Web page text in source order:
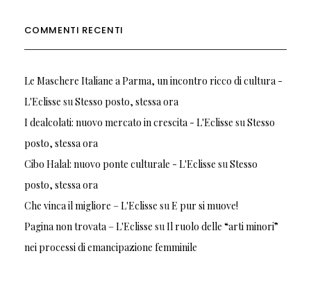
COMMENTI RECENTI
Le Maschere Italiane a Parma, un incontro ricco di cultura -
L'Eclisse suStesso posto, stessa ora
I dealcolati: nuovo mercato in crescita - L'Eclisse suStesso
posto, stessa ora
Cibo Halal: nuovo ponte culturale - L'Eclisse suStesso
posto, stessa ora
Che vinca il migliore – L'Eclisse suE pur si muove!
Pagina non trovata – L'Eclisse suIl ruolo delle “arti minori”
nei processi di emancipazione femminile